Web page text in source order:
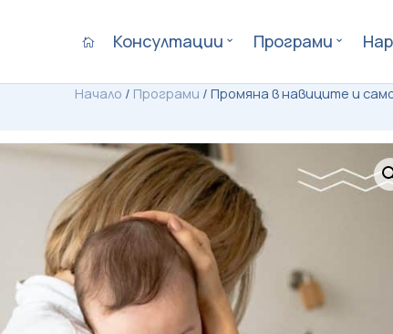
 Консултации Програми
Начало / Програми /Промяна в навиците и